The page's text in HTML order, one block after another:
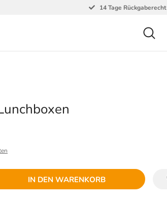
14 Tage Rückgaberecht
IN DEN WARENKORB